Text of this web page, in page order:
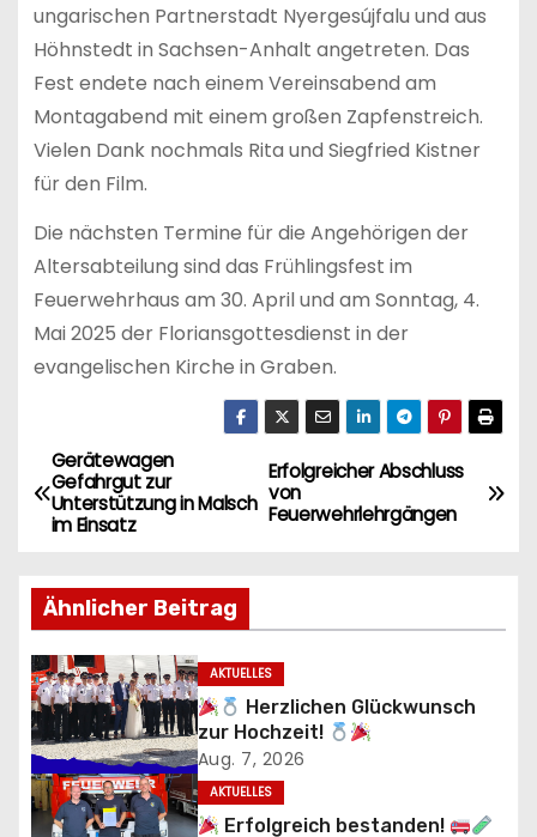
ungarischen Partnerstadt Nyergesújfalu und aus
Höhnstedt in Sachsen-Anhalt angetreten. Das
Fest endete nach einem Vereinsabend am
Montagabend mit einem großen Zapfenstreich.
Vielen Dank nochmals Rita und Siegfried Kistner
für den Film.
Die nächsten Termine für die Angehörigen der
Altersabteilung sind das Frühlingsfest im
Feuerwehrhaus am 30. April und am Sonntag, 4.
Mai 2025 der Floriansgottesdienst in der
evangelischen Kirche in Graben.
B
e
t
r
a
g
s
Erfolgreicher Abschluss
von
Feuerwehrlehrgängen
Gerätewagen
Gefahrgut zur
Unterstützung in Malsch
im Einsatz
Ähnlicher Beitrag
AKTUELLES
Herzlichen Glückwunsch
zur Hochzeit!
Aug. 7, 2026
AKTUELLES
Erfolgreich bestanden!